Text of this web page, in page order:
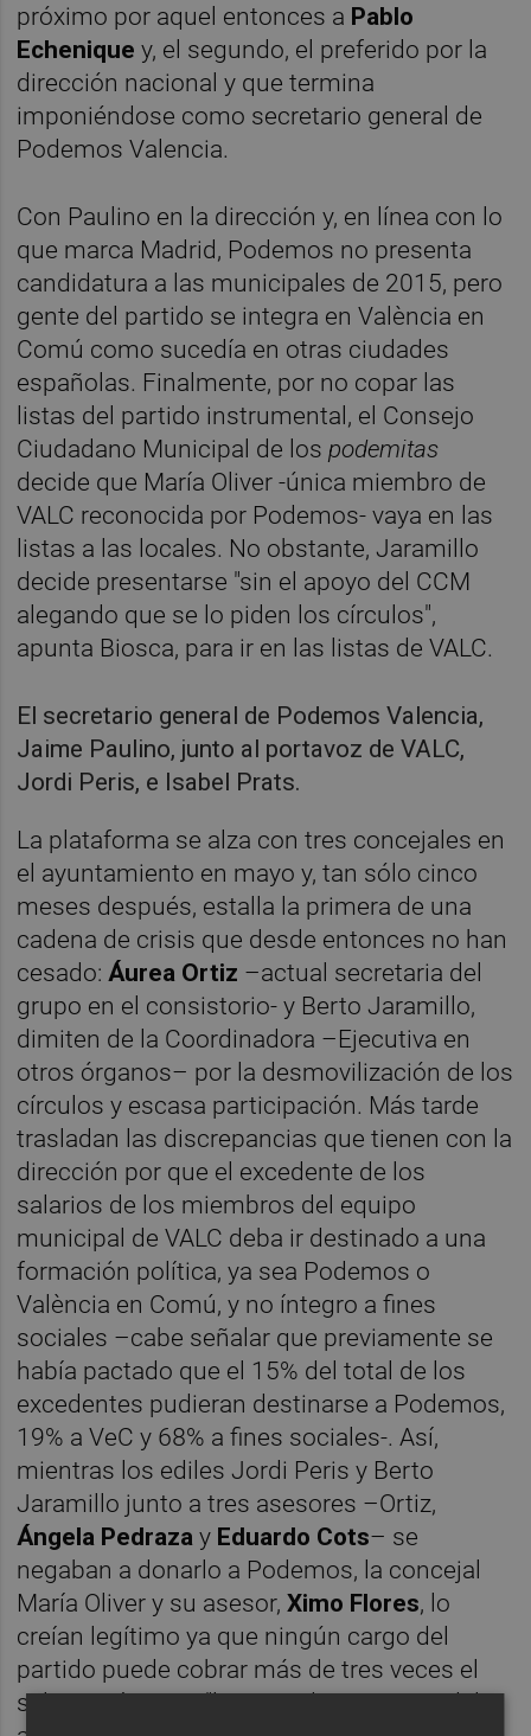
próximo por aquel entonces a Pablo
Echeniquey, el segundo, el preferido por la
dirección nacional y que termina
imponiéndose como secretario general de
Podemos Valencia.
Con Paulino en la dirección y, en línea con lo
que marca Madrid, Podemos no presenta
candidatura a las municipales de 2015, pero
gente del partido se integra en València en
Comú como sucedía en otras ciudades
españolas. Finalmente, por no copar las
listas del partido instrumental, el Consejo
Ciudadano Municipal de lospodemitas
decide que María Oliver -única miembro de
VALC reconocida por Podemos- vaya en las
listas a las locales. No obstante, Jaramillo
decide presentarse "sin el apoyo del CCM
alegando que se lo piden los círculos",
apunta Biosca, para ir en las listas de VALC.
El secretario general de Podemos Valencia,
Jaime Paulino, junto al portavoz de VALC,
Jordi Peris, e Isabel Prats.
La plataforma se alza con tres concejales en
el ayuntamiento en mayo y, tan sólo cinco
meses después, estalla la primera de una
cadena de crisis que desde entonces no han
cesado:Áurea Ortiz –actual secretaria del
grupo en el consistorio- y Berto Jaramillo,
dimiten de la Coordinadora –Ejecutiva en
otros órganos– por la desmovilización de los
círculos y escasa participación. Más tarde
trasladan las discrepancias que tienen con la
dirección por que el excedente de los
salarios de los miembros del equipo
municipal de VALC deba ir destinado a una
formación política, ya sea Podemos o
València en Comú, y no íntegro a fines
sociales –cabe señalar que previamente se
había pactado que el 15% del total de los
excedentes pudieran destinarse a Podemos,
19% a VeC y 68% a fines sociales-. Así,
mientras los ediles Jordi Peris y Berto
Jaramillo junto a tres asesores –Ortiz,
Ángela Pedraza y Eduardo Cots– se
negaban a donarlo a Podemos, la concejal
María Oliver y su asesor,Ximo Flores, lo
creían legítimo ya que ningún cargo del
partido puede cobrar más de tres veces el
salario mínimo y "los partidos no viven del